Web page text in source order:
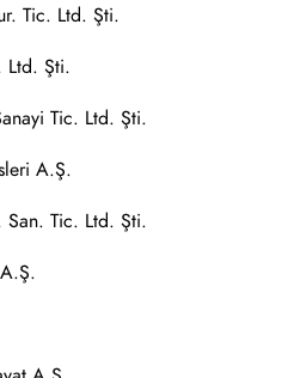
Tic. Ltd. Şti.
Ltd. Şti.
Tic. Ltd. Şti.
A.Ş.
San. Tic. Ltd. Şti.